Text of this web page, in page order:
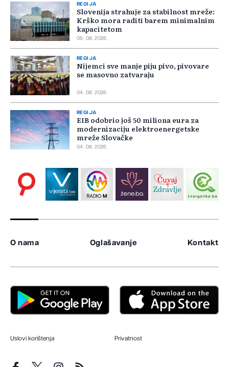
REGIJA
Slovenija strahuje za stabilnost mreže:
Krško mora raditi barem minimalnim
kapacitetom
06. 08. 2026.
REGIJA
Nijemci sve manje piju pivo, pivovare
se masovno zatvaraju
04. 08. 2026.
REGIJA
EIB odobrio još 50 miliona eura za
modernizaciju elektroenergetske
mreže Slovačke
04. 08. 2026.
O nama Oglašavanje Kontakt
Uslovi korištenja Privatnost